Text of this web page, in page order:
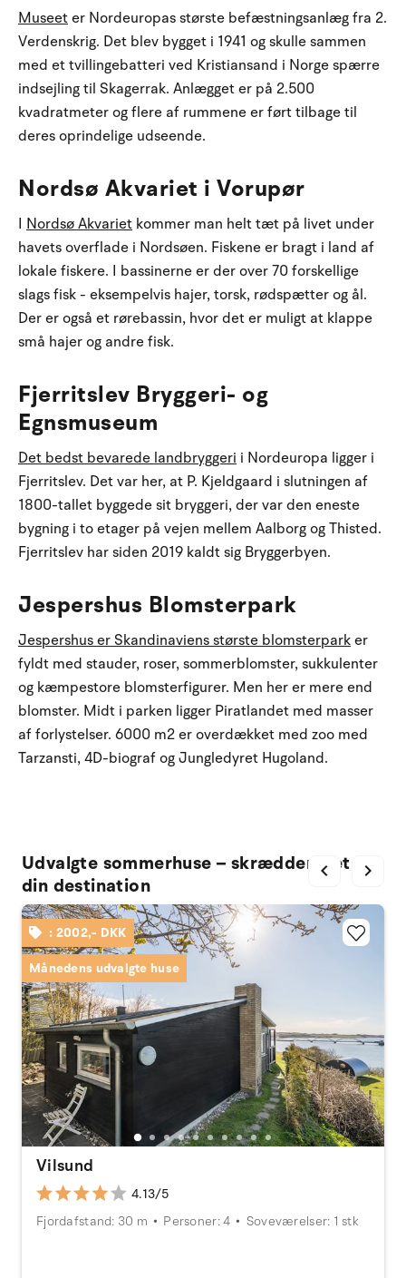
Museeter Nordeuropas største befæstningsanlæg fra 2.
Verdenskrig. Det blev bygget i 1941 og skulle sammen
med et tvillingebatteri ved Kristiansand i Norge spærre
indsejling til Skagerrak. Anlægget er på 2.500
kvadratmeter og flere af rummene er ført tilbage til
deres oprindelige udseende.
Nordsø Akvariet i Vorupør
I Nordsø Akvariet kommer man helt tæt på livet under
havets overflade i Nordsøen. Fiskene er bragt i land af
lokale fiskere. I bassinerne er der over 70 forskellige
slags fisk - eksempelvis hajer, torsk, rødspætter og ål.
Der er også et rørebassin, hvor det er muligt at klappe
små hajer og andre fisk.
Fjerritslev Bryggeri- og
Egnsmuseum
Det bedst bevarede landbryggeri i Nordeuropa ligger i
Fjerritslev. Det var her, at P. Kjeldgaard i slutningen af
1800-tallet byggede sit bryggeri, der var den eneste
bygning i to etager på vejen mellem Aalborg og Thisted.
Fjerritslev har siden 2019 kaldt sig Bryggerbyen.
Jespershus Blomsterpark
Jespershus er Skandinaviens største blomsterparker
fyldt med stauder, roser, sommerblomster, sukkulenter
og kæmpestore blomsterfigurer. Men her er mere end
blomster. Midt i parken ligger Piratlandet med masser
af forlystelser. 6000 m2 er overdækket med zoo med
Tarzansti, 4D-biograf og Jungledyret Hugoland.
Udvalgte sommerhuse – skræddersyet til
din destination
: 2002,- DKK
Månedens udvalgte huse
Vilsund
4.13/5
Fjordafstand: 30 m
Personer: 4 Soveværelser: 1 stk
chevron_left chevron_right